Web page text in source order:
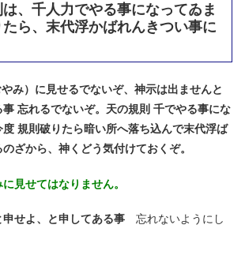
、千人力でやる事になってゐま
ら、末代浮かばれんきつい事に
み）に見せるでないぞ、神示は出ませんと
忘れるでないぞ。天の規則 千でやる事にな
度 規則破りたら暗い所へ落ち込んで末代浮ば
ざから、神くどう気付けておくぞ。
見せてはなりません。
申せよ、と申してある事 忘れないようにし